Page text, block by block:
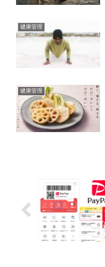
健康管理
健康管理